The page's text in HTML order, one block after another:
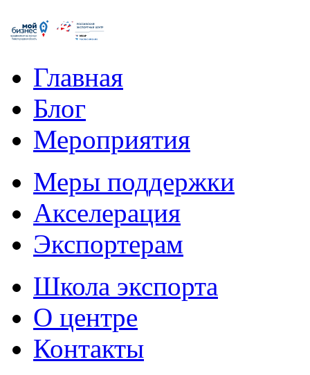
Главная
Блог
Мероприятия
Меры поддержки
Акселерация
Экспортерам
Школа экспорта
О центре
Контакты